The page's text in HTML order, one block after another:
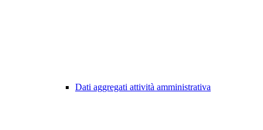
Dati aggregati attività amministrativa